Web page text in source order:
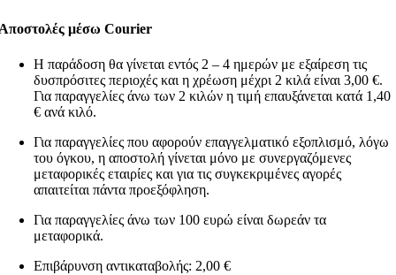
μέσω Courier
Η παράδοση θα γίνεται εντός 2 – 4 ημερών με εξαίρεση τις
δυσπρόσιτες περιοχές και η χρέωση μέχρι 2 κιλά είναι 3,00 €.
Για παραγγελίες άνω των 2 κιλών η τιμή επαυξάνεται κατά 1,40
€ ανά κιλό.
Για παραγγελίες που αφορούν επαγγελματικό εξοπλισμό, λόγω
του όγκου, η αποστολή γίνεται μόνο με συνεργαζόμενες
μεταφορικές εταιρίες και για τις συγκεκριμένες αγορές
απαιτείται πάντα προεξόφληση.
Για παραγγελίες άνω των 100 ευρώ είναι δωρεάν τα
μεταφορικά.
Επιβάρυνση αντικαταβολής: 2,00 €